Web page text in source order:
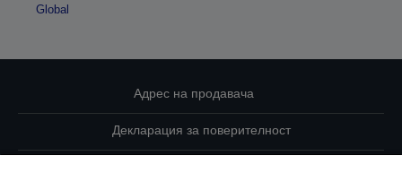
Global
Адрес на продавача
Декларация за поверителност